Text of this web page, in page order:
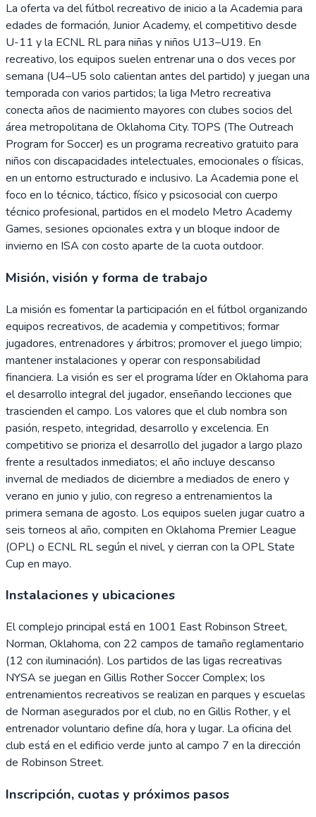
La oferta va del fútbol recreativo de inicio a la Academia para
edades de formación, Junior Academy, el competitivo desde
U-11 y la ECNL RL para niñas y niños U13–U19. En
recreativo, los equipos suelen entrenar una o dos veces por
semana (U4–U5 solo calientan antes del partido) y juegan una
temporada con varios partidos; la liga Metro recreativa
conecta años de nacimiento mayores con clubes socios del
área metropolitana de Oklahoma City. TOPS (The Outreach
Program for Soccer) es un programa recreativo gratuito para
niños con discapacidades intelectuales, emocionales o físicas,
en un entorno estructurado e inclusivo. La Academia pone el
foco en lo técnico, táctico, físico y psicosocial con cuerpo
técnico profesional, partidos en el modelo Metro Academy
Games, sesiones opcionales extra y un bloque indoor de
invierno en ISA con costo aparte de la cuota outdoor.
Misión, visión y forma de trabajo
La misión es fomentar la participación en el fútbol organizando
equipos recreativos, de academia y competitivos; formar
jugadores, entrenadores y árbitros; promover el juego limpio;
mantener instalaciones y operar con responsabilidad
financiera. La visión es ser el programa líder en Oklahoma para
el desarrollo integral del jugador, enseñando lecciones que
trascienden el campo. Los valores que el club nombra son
pasión, respeto, integridad, desarrollo y excelencia. En
competitivo se prioriza el desarrollo del jugador a largo plazo
frente a resultados inmediatos; el año incluye descanso
invernal de mediados de diciembre a mediados de enero y
verano en junio y julio, con regreso a entrenamientos la
primera semana de agosto. Los equipos suelen jugar cuatro a
seis torneos al año, compiten en Oklahoma Premier League
(OPL) o ECNL RL según el nivel, y cierran con la OPL State
Cup en mayo.
Instalaciones y ubicaciones
El complejo principal está en 1001 East Robinson Street,
Norman, Oklahoma, con 22 campos de tamaño reglamentario
(12 con iluminación). Los partidos de las ligas recreativas
NYSA se juegan en Gillis Rother Soccer Complex; los
entrenamientos recreativos se realizan en parques y escuelas
de Norman asegurados por el club, no en Gillis Rother, y el
entrenador voluntario define día, hora y lugar. La oficina del
club está en el edificio verde junto al campo 7 en la dirección
de Robinson Street.
Inscripción, cuotas y próximos pasos